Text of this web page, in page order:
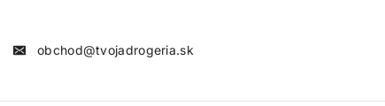
obchod@tvojadrogeria.sk